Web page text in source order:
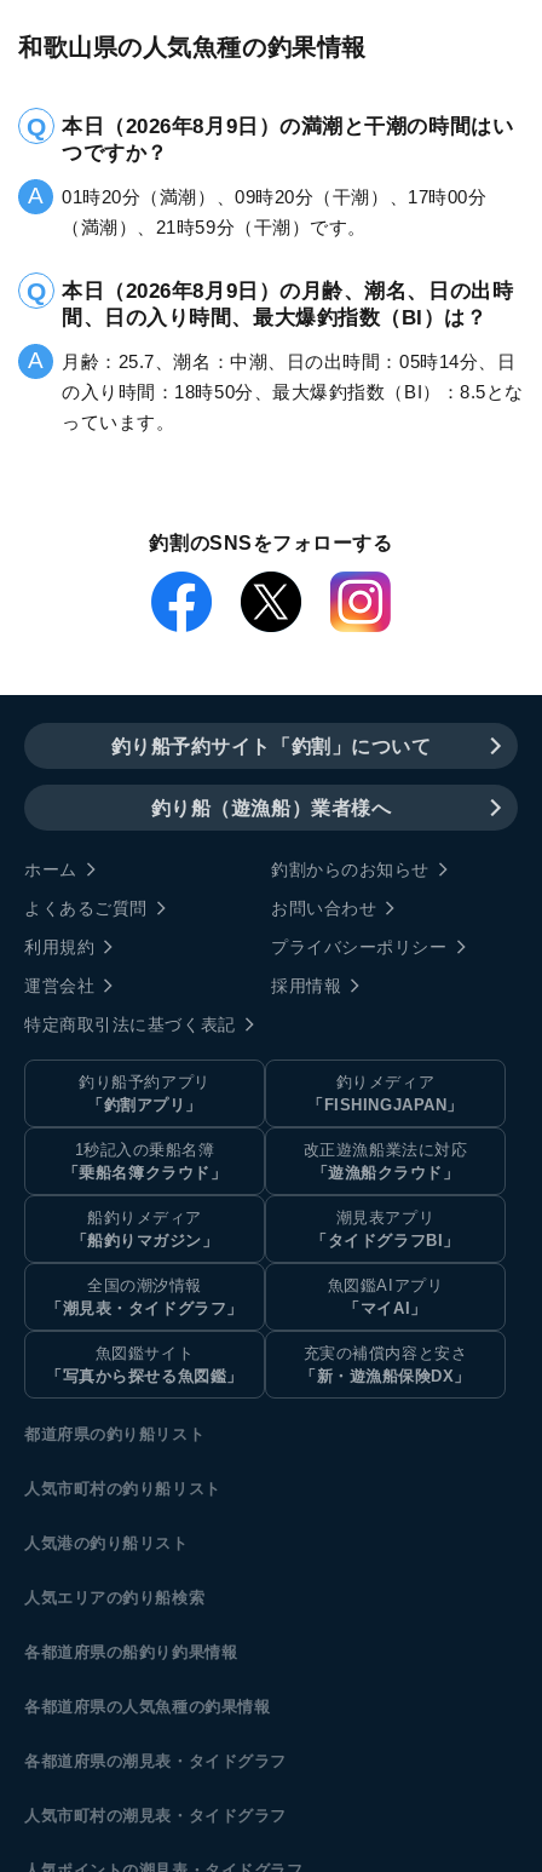
和歌山県の人気魚種の釣果情報
本日（2026年8月9日）の満潮と干潮の時間はい
つですか？
01時20分（満潮）、09時20分（干潮）、17時00分
（満潮）、21時59分（干潮）です。
本日（2026年8月9日）の月齢、潮名、日の出時
間、日の入り時間、最大爆釣指数（BI）は？
月齢：25.7、潮名：中潮、日の出時間：05時14分、日
の入り時間：18時50分、最大爆釣指数（BI）：8.5とな
っています。
釣割のSNSをフォローする
釣り船予約サイト「釣割」について
釣り船（遊漁船）業者様へ
ホーム
釣割からのお知らせ
よくあるご質問
お問い合わせ
利用規約
プライバシーポリシー
運営会社
採用情報
特定商取引法に基づく表記
釣り船予約アプリ
「釣割アプリ」
釣りメディア
「FISHINGJAPAN」
1秒記入の乗船名簿
「乗船名簿クラウド」
改正遊漁船業法に対応
「遊漁船クラウド」
船釣りメディア
「船釣りマガジン」
潮見表アプリ
「タイドグラフBI」
全国の潮汐情報
「潮見表・タイドグラフ」
魚図鑑AIアプリ
「マイAI」
魚図鑑サイト
「写真から探せる魚図鑑」
充実の補償内容と安さ
「新・遊漁船保険DX」
都道府県の釣り船リスト
人気市町村の釣り船リスト
人気港の釣り船リスト
人気エリアの釣り船検索
各都道府県の船釣り釣果情報
各都道府県の人気魚種の釣果情報
各都道府県の潮見表 ・タイドグラフ
人気市町村の潮見表・タイドグラフ